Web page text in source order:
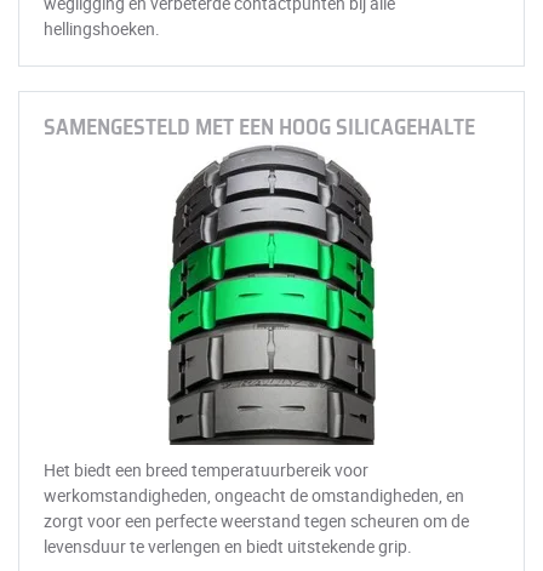
hellingshoeken.
SAMENGESTELD MET EEN HOOG SILICAGEHALTE
Het biedt een breed temperatuurbereik voor
werkomstandigheden, ongeacht de omstandigheden, en
zorgt voor een perfecte weerstand tegen scheuren om de
levensduur te verlengen en biedt uitstekende grip.